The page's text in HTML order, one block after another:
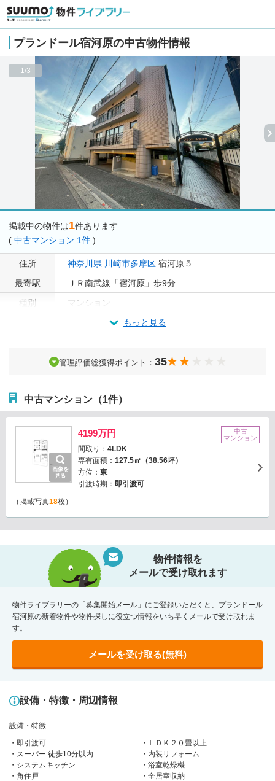
プランドール宿河原の中古物件情報
1/3
掲載中の物件は1件あります
( 中古マンション:1件 )
住所 神奈川県 川崎市多摩区 宿河原５
最寄駅
ＪＲ南武線「宿河原」歩9分
種別
マンション
もっと見る
管理評価総獲得ポイント： 35
中古マンション（1件）
画像を
見る
4199万円
間取り： 4LDK
専有面積： 127.5㎡（38.56坪）
方位： 東
引渡時期： 即引渡可
中古
マンション
（掲載写真18枚）
物件情報を
メールで受け取れます
物件ライブラリーの「募集開始メール」にご登録いただくと、プランドール
宿河原の新着物件や物件探しに役立つ情報をいち早くメールで受け取れま
す。
メールを受け取る(無料)
設備・特徴・周辺情報
設備・特徴
即引渡可
ＬＤＫ２０畳以上
スーパー 徒歩10分以内
内装リフォーム
システムキッチン
浴室乾燥機
角住戸
全居室収納